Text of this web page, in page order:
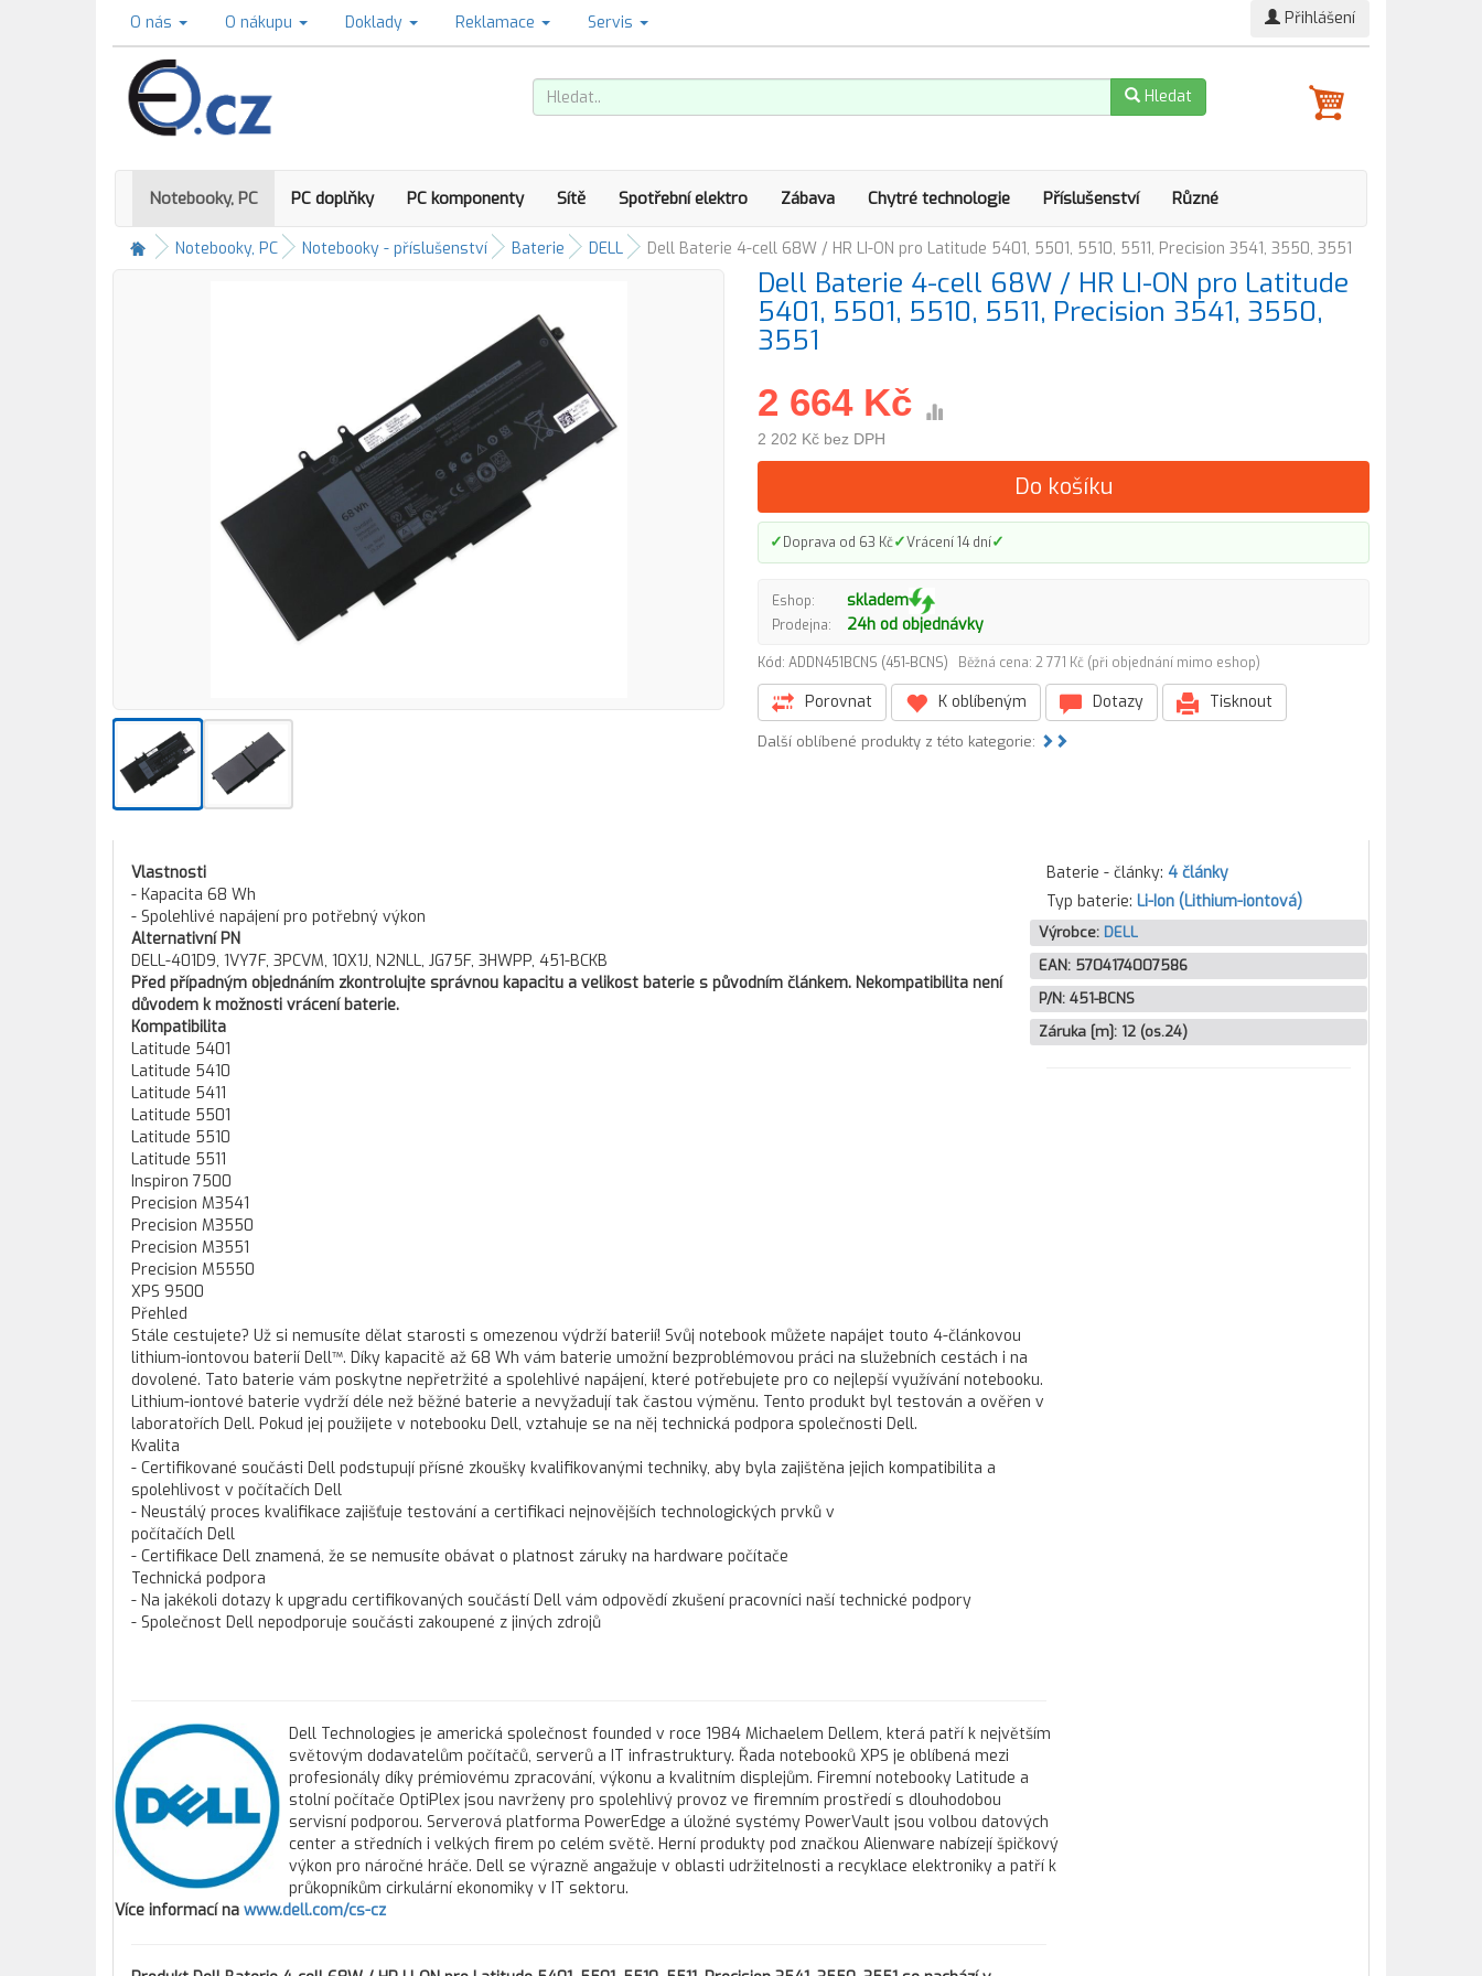
O nás O nákupu Doklady Reklamace Servis Přihlášení
Hledat
Notebooky, PC PC doplňky PC komponenty Sítě Spotřební elektro Zábava Chytré technologie Příslušenství Různé
Notebooky, PC Notebooky - příslušenství Baterie DELL Dell Baterie 4-cell 68W / HR LI-ON pro Latitude 5401, 5501, 5510, 5511, Precision 3541, 3550, 3551
Dell Baterie 4-cell 68W / HR LI-ON pro Latitude
5401, 5501, 5510, 5511, Precision 3541, 3550,
3551
2 664 Kč
2 202 Kč bez DPH
Do košíku
✓Doprava od 63 Kč✓Vrácení 14 dní✓
Eshop: skladem
Prodejna: 24h od objednávky
Kód: ADDN451BCNS (451-BCNS) Běžná cena: 2 771 Kč (při objednání mimo eshop)
Porovnat K oblíbeným Dotazy Tisknout
Další oblíbené produkty z této kategorie:
Vlastnosti
- Kapacita 68 Wh
- Spolehlivé napájení pro potřebný výkon
Alternativní PN
DELL-401D9, 1VY7F, 3PCVM, 10X1J, N2NLL, JG75F, 3HWPP, 451-BCKB
Před případným objednáním zkontrolujte správnou kapacitu a velikost baterie s původním článkem. Nekompatibilita není
důvodem k možnosti vrácení baterie.
Kompatibilita
Latitude 5401
Latitude 5410
Latitude 5411
Latitude 5501
Latitude 5510
Latitude 5511
Inspiron 7500
Precision M3541
Precision M3550
Precision M3551
Precision M5550
XPS 9500
Přehled
Stále cestujete? Už si nemusíte dělat starosti s omezenou výdrží baterií! Svůj notebook můžete napájet touto 4-článkovou
lithium-iontovou baterií Dell™. Díky kapacitě až 68 Wh vám baterie umožní bezproblémovou práci na služebních cestách i na
dovolené. Tato baterie vám poskytne nepřetržité a spolehlivé napájení, které potřebujete pro co nejlepší využívání notebooku.
Lithium-iontové baterie vydrží déle než běžné baterie a nevyžadují tak častou výměnu. Tento produkt byl testován a ověřen v
laboratořích Dell. Pokud jej použijete v notebooku Dell, vztahuje se na něj technická podpora společnosti Dell.
Kvalita
- Certifikované součásti Dell podstupují přísné zkoušky kvalifikovanými techniky, aby byla zajištěna jejich kompatibilita a
spolehlivost v počítačích Dell
- Neustálý proces kvalifikace zajišťuje testování a certifikaci nejnovějších technologických prvků v
počítačích Dell
- Certifikace Dell znamená, že se nemusíte obávat o platnost záruky na hardware počítače
Technická podpora
- Na jakékoli dotazy k upgradu certifikovaných součástí Dell vám odpovědí zkušení pracovníci naší technické podpory
- Společnost Dell nepodporuje součásti zakoupené z jiných zdrojů
Dell Technologies je americká společnost founded v roce 1984 Michaelem Dellem, která patří k největším
světovým dodavatelům počítačů, serverů a IT infrastruktury. Řada notebooků XPS je oblíbená mezi
profesionály díky prémiovému zpracování, výkonu a kvalitním displejům. Firemní notebooky Latitude a
stolní počítače OptiPlex jsou navrženy pro spolehlivý provoz ve firemním prostředí s dlouhodobou
servisní podporou. Serverová platforma PowerEdge a úložné systémy PowerVault jsou volbou datových
center a středních i velkých firem po celém světě. Herní produkty pod značkou Alienware nabízejí špičkový
výkon pro náročné hráče. Dell se výrazně angažuje v oblasti udržitelnosti a recyklace elektroniky a patří k
průkopníkům cirkulární ekonomiky v IT sektoru.
Více informací na www.dell.com/cs-cz
Baterie - články: 4 články
Typ baterie: Li-Ion (Lithium-iontová)
Výrobce: DELL
EAN: 5704174007586
P/N: 451-BCNS
Záruka [m]: 12 (os.24)